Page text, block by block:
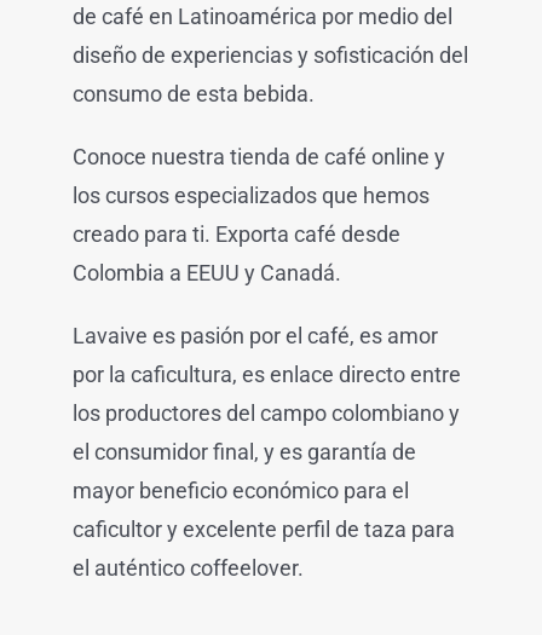
de café en Latinoamérica por medio del
diseño de experiencias y sofisticación del
consumo de esta bebida.
Conoce nuestra tienda de café online y
los cursos especializados que hemos
creado para ti. Exporta café desde
Colombia a EEUU y Canadá.
Lavaive es pasión por el café, es amor
por la caficultura, es enlace directo entre
los productores del campo colombiano y
el consumidor final, y es garantía de
mayor beneficio económico para el
caficultor y excelente perfil de taza para
el auténtico coffeelover.